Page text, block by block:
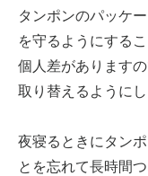
タンポンのパッケ
を守るようにする
個人差があります
取り替えるようにし
夜寝るときにタン
とを忘れて長時間